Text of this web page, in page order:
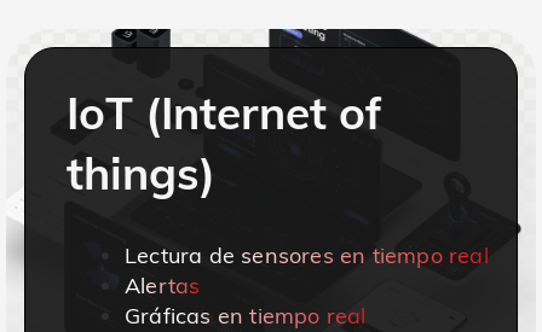
IoT (Internet of
things)
Lectura de sensores en tiempo real
Alertas
Gráficas en tiempo real